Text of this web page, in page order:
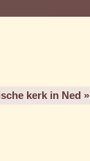
kerk in Ned »